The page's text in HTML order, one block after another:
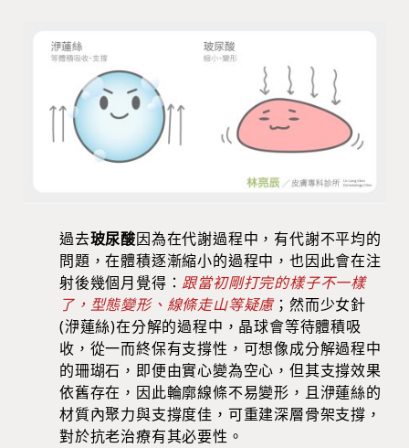
過去玻尿酸因為在代謝過程中，有代謝不平均的
問題，在體積逐漸縮小的過程中，也因此會在注
射後幾個月覺得：跟當初剛打完的樣子不一樣
了，型態變形、線條走山等疑慮；然而少女針
(洢蓮絲)在分解的過程中，晶球會等待體積吸
收，從一而終保有支撐性，可想像成分解過程中
的珊瑚石，即便由實心變為空心，但其支撐效果
依舊存在，因此輪廓線條不易變形，且洢蓮絲的
材質內聚力與支撐度佳，可重建深層骨架支撐，
對於抗老治療有其必要性。